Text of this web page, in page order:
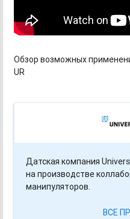
Обзор возможных
UR
Датская компания
на производстве
манипуляторов.
ВСЕ